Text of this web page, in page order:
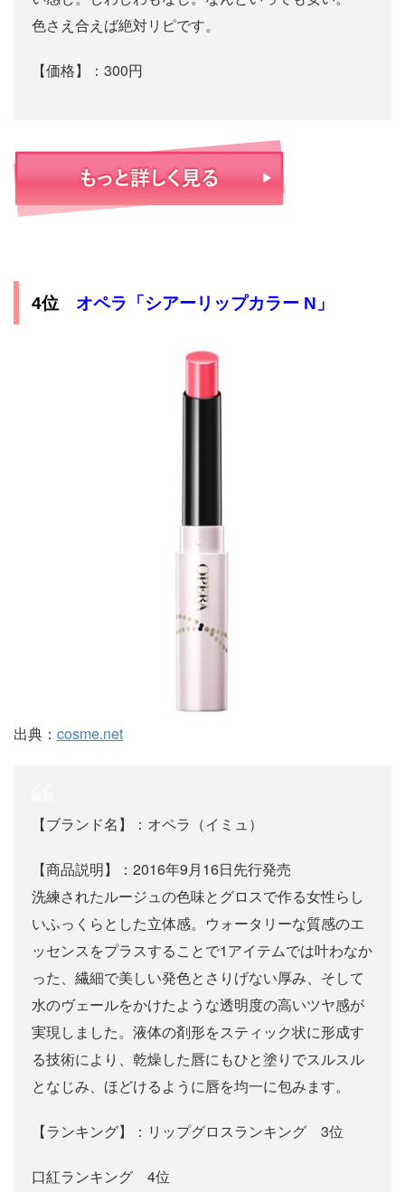
色さえ合えば絶対リピです。
【価格】：300円
4位 オペラ「シアーリップカラー N」
出典： cosme.net
【ブランド名】：オペラ（イミュ）
【商品説明】：2016年9月16日先行発売
洗練されたルージュの色味とグロスで作る女性らし
いふっくらとした立体感。ウォータリーな質感のエ
ッセンスをプラスすることで1アイテムでは叶わなか
った、繊細で美しい発色とさりげない厚み、そして
水のヴェールをかけたような透明度の高いツヤ感が
実現しました。液体の剤形をスティック状に形成す
る技術により、乾燥した唇にもひと塗りでスルスル
となじみ、ほどけるように唇を均一に包みます。
【ランキング】：リップグロスランキング 3位
口紅ランキング 4位